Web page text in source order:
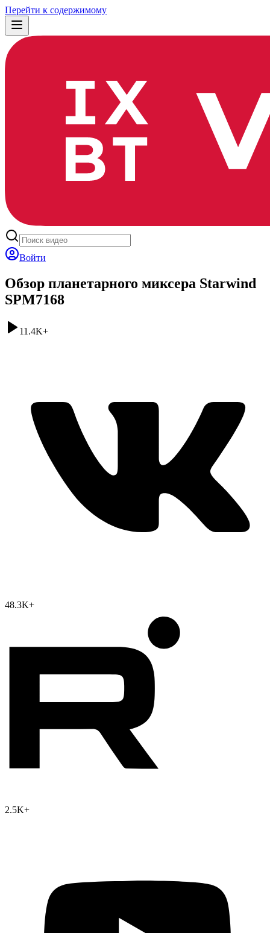
Перейти к содержимому
Войти
Обзор планетарного миксера Starwind
SPM7168
11.4K+
48.3K+
2.5K+